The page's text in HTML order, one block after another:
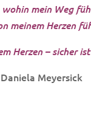
mein Weg
meinem Herzen
Herzen – sicher ist
Meyersick